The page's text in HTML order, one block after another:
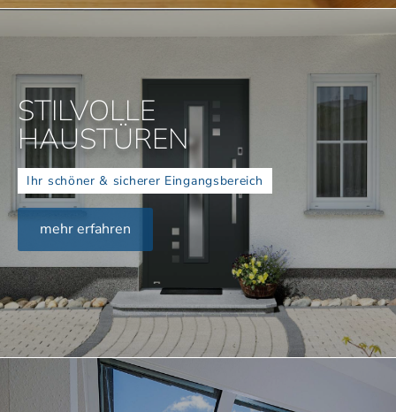
STILVOLLE
HAUSTÜREN
Ihr schöner & sicherer Eingangsbereich
mehr erfahren